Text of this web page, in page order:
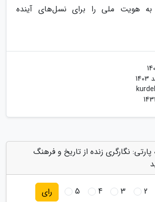
به هویت ملی را برای نسل‌های آینده
نگارگری زنده از تاریخ و فرهنگ
2
3
4
5 رای